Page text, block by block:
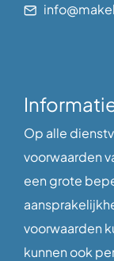
Op alle
voorwaarden
een grote
voorwaarden
kunnen ook